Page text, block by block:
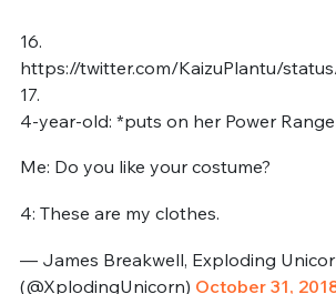
16.
https://twitter.com/KaizuPlantu/
17.
4-year-old: *puts on her Power
Me: Do you like your costume?
4: These are my clothes.
— James Breakwell, Exploding
(@XplodingUnicorn) October 31,